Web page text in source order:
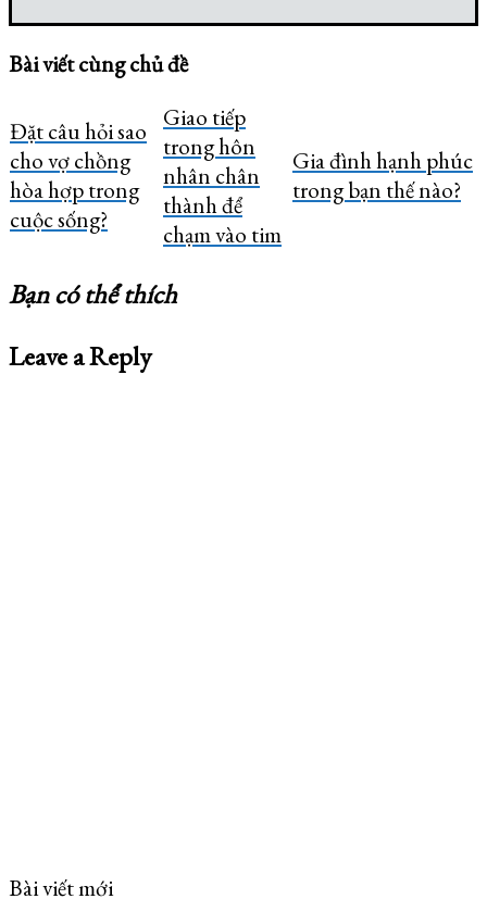
Bài viết cùng chủ đề
Đặt câu hỏi sao
cho vợ chồng
hòa hợp trong
cuộc sống?
Giao tiếp
trong hôn
nhân chân
thành để
chạm vào tim
Gia đình hạnh phúc
trong bạn thế nào?
Bạn có thể thích
Leave a Reply
Bài viết mới